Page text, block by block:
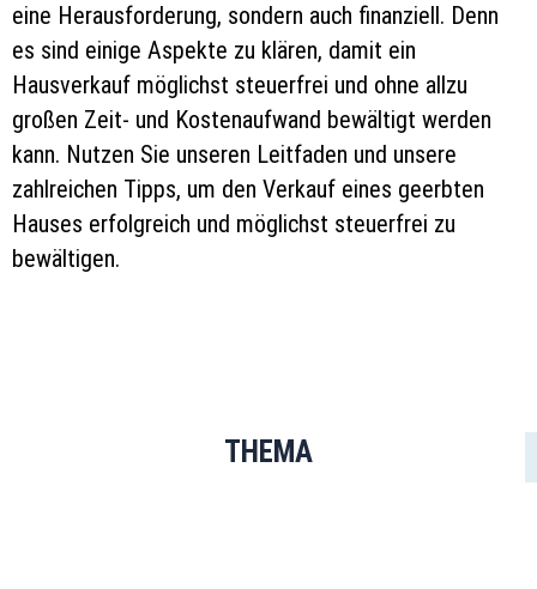
eine Herausforderung, sondern auch finanziell. Denn
es sind einige Aspekte zu klären, damit ein
Hausverkauf möglichst steuerfrei und ohne allzu
großen Zeit- und Kostenaufwand bewältigt werden
kann. Nutzen Sie unseren Leitfaden und unsere
zahlreichen Tipps, um den Verkauf eines geerbten
Hauses erfolgreich und möglichst steuerfrei zu
bewältigen.
THEMA